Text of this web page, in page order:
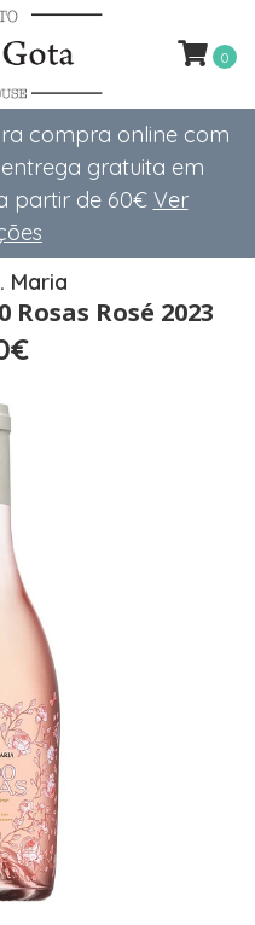
compra online com
gratuita em
partir de 60€ Ver
0
Maria
Rosé 2023